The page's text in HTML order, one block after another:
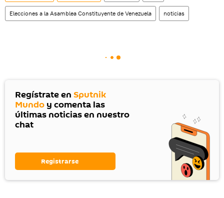
Elecciones a la Asamblea Constituyente de Venezuela noticias
Regístrate en Sputnik
Mundo y comenta las
últimas noticias en nuestro
chat
Registrarse